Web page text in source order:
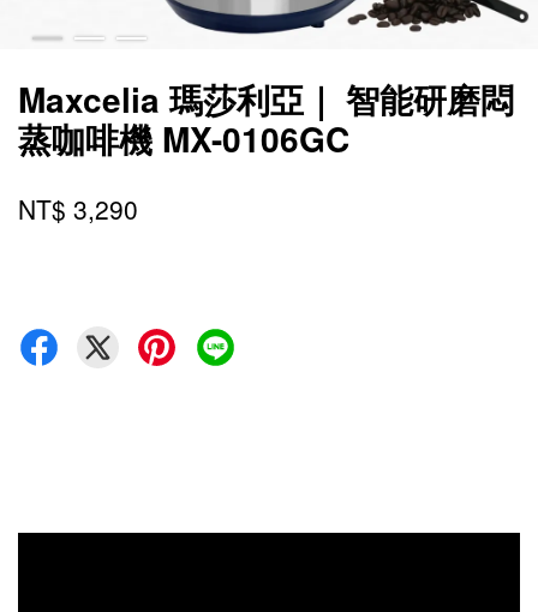
Maxcelia 瑪莎利亞｜ 智能研磨悶
蒸咖啡機 MX-0106GC
NT$ 3,290